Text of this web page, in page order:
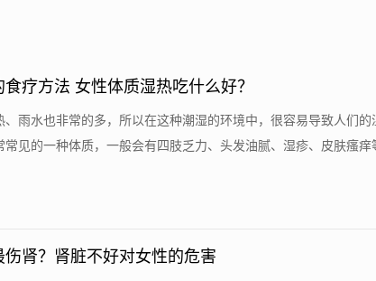
疗方法 女性体质湿热吃什么好？
、雨水也非常的多，所以在这种潮湿的环境中，很容易导致人们的
常见的一种体质，一般会有四肢乏力、头发油腻、湿疹、皮肤瘙痒
伤肾？肾脏不好对女性的危害